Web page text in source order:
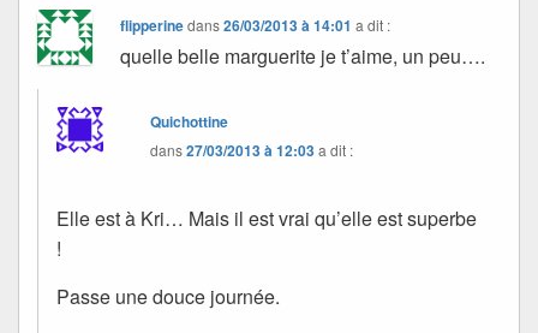
flipperinedans26/03/2013 à 14:01 a dit :
quelle belle marguerite je t’aime, un peu….
Quichottine
dans27/03/2013 à 12:03a dit :
Elle est à Kri… Mais il est vrai qu’elle est superbe
!
Passe une douce journée.